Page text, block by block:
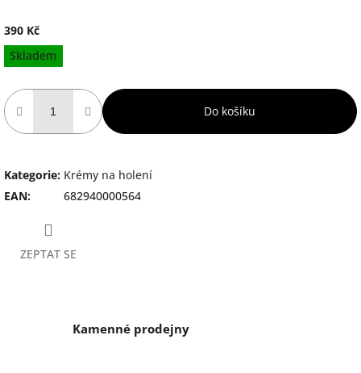
390 Kč
Měrná
cena:
Skladem
Do košíku
Kategorie: Krémy na holení
EAN: 682940000564
ZEPTAT SE
Kamenné prodejny